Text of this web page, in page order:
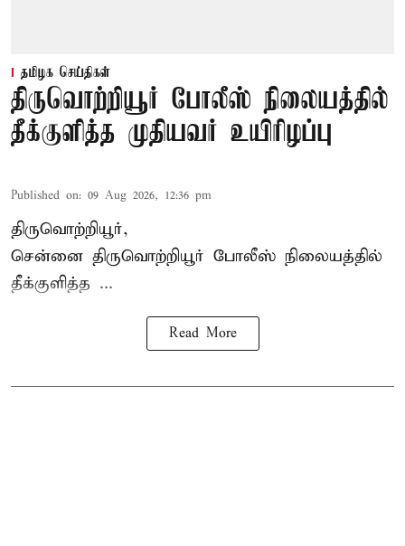
தமிழக செய்திகள்
திருவொற்றியூர் போலீஸ் நிலையத்தில்
தீக்குளித்த முதியவர் உயிரிழப்பு
Published on: 09 Aug 2026, 12:36 pm
திருவொற்றியூர்,
சென்னை திருவொற்றியூர் போலீஸ் நிலையத்தில்
தீக்குளித்த ...
Read More